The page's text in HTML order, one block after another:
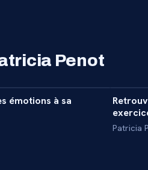
Penot
émotions à sa
Patricia